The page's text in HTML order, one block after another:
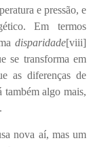
e pressão, e
Em termos
disparidade[viii]
se transforma em
as diferenças de
também algo mais,
nova aí, mas um